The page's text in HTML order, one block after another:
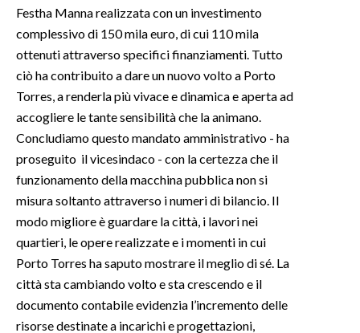
Festha Manna realizzata con un investimento
complessivo di 150 mila euro, di cui 110 mila
ottenuti attraverso specifici finanziamenti. Tutto
ciò ha contribuito a dare un nuovo volto a Porto
Torres, a renderla più vivace e dinamica e aperta ad
accogliere le tante sensibilità che la animano.
Concludiamo questo mandato amministrativo - ha
proseguito il vicesindaco - con la certezza che il
funzionamento della macchina pubblica non si
misura soltanto attraverso i numeri di bilancio. Il
modo migliore è guardare la città, i lavori nei
quartieri, le opere realizzate e i momenti in cui
Porto Torres ha saputo mostrare il meglio di sé. La
città sta cambiando volto e sta crescendo e il
documento contabile evidenzia l’incremento delle
risorse destinate a incarichi e progettazioni,